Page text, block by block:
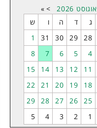
אוגוסט 2026
>
»
ג ד ה ו
ש
28
29
30
31
1
4
5
6
7
8
11
12
13
14
15
18
19
20
21
22
25
26
27
28
29
1
2
3
4
5